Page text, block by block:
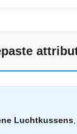
Luchtkussens